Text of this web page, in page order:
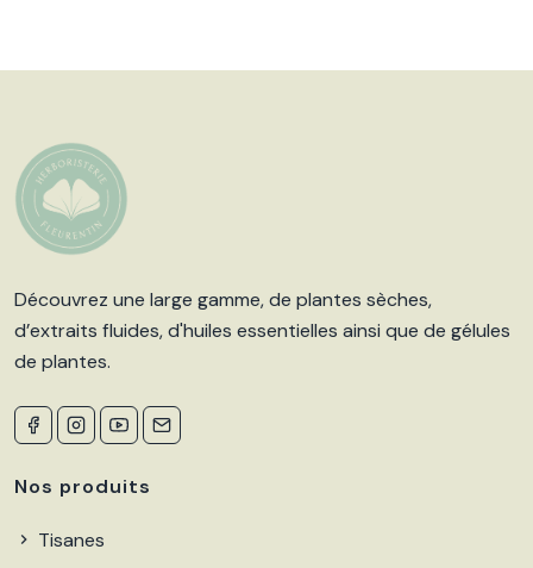
Découvrez une large gamme, de plantes sèches,
d’extraits fluides, d'huiles essentielles ainsi que de gélules
de plantes.
Nos produits
Tisanes